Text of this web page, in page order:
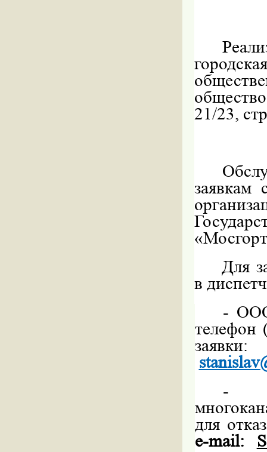
21/23,
заявкам
Для
в
-
телефон
stanislav
-
для
e-mail: